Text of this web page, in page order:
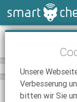
Smartphone
Anbieter
Tarifvergleich
Tablet Vergleich
Tarifvergleich
SmartChecker TV
Unsere
Verbesserung
bitten wir Sie